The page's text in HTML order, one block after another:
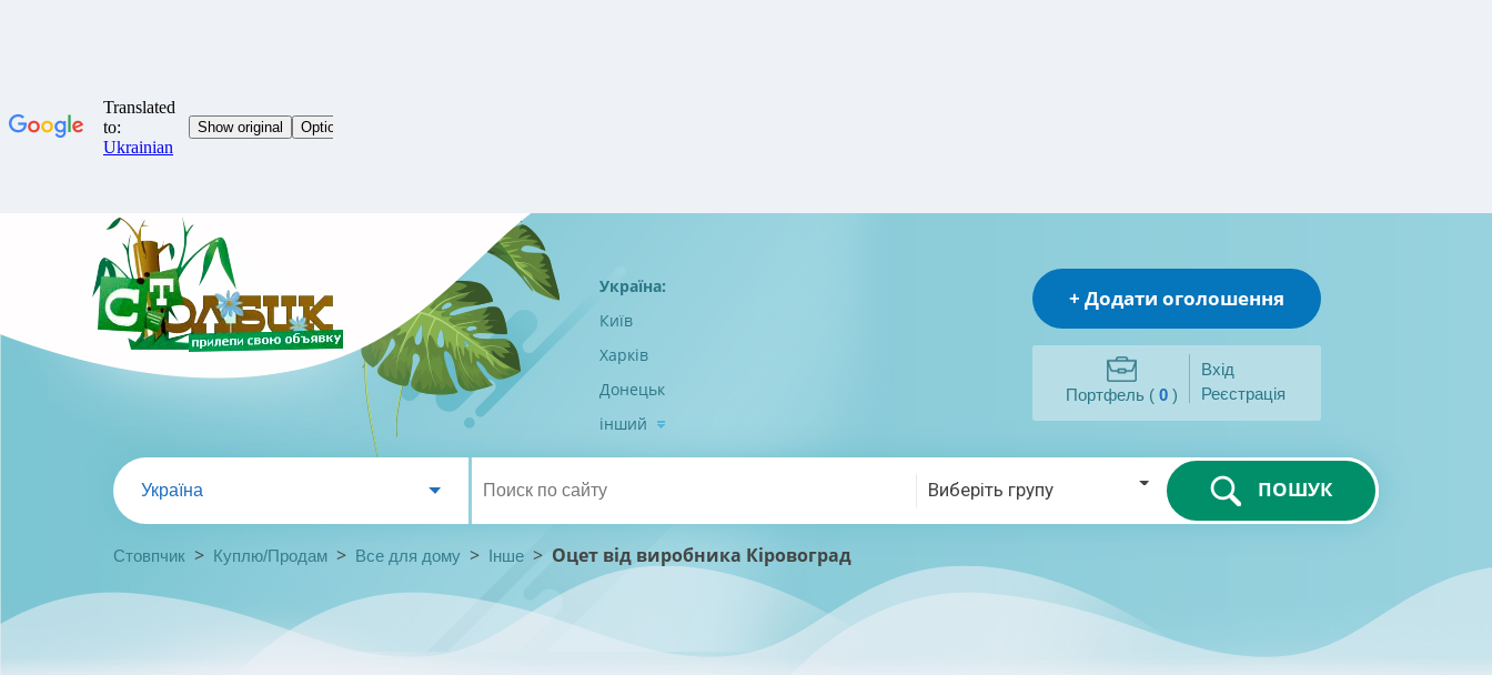
Україна:
Київ
Харків
Донецьк
інший
+ Додати оголошення
Портфель ( 0 )
Вхід
Реєстрація
Україна Виберіть групу ПОШУК
Стовпчик > Куплю/Продам > Все для дому > Інше > Оцет від виробника Кіровоград